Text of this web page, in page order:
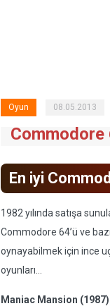
Oyun 08.05.2013
En iyi
1982 yılında satışa
Commodore 64’ü ve
oynayabilmek için ince
oyunları...
Maniac Mansion (1987)